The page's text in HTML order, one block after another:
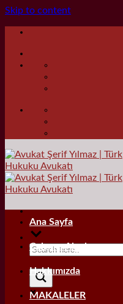
Skip to content
Ana Sayfa
Çalışma Alanları
Hakkımızda
MAKALELER